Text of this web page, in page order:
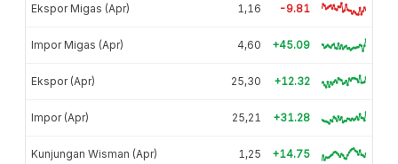
Ekspor Migas (Apr) 1,16 -9.81
Impor Migas (Apr) 4,60 +45.09
Ekspor (Apr) 25,30 +12.32
Impor (Apr) 25,21 +31.28
Kunjungan Wisman (Apr) 1,25 +14.75